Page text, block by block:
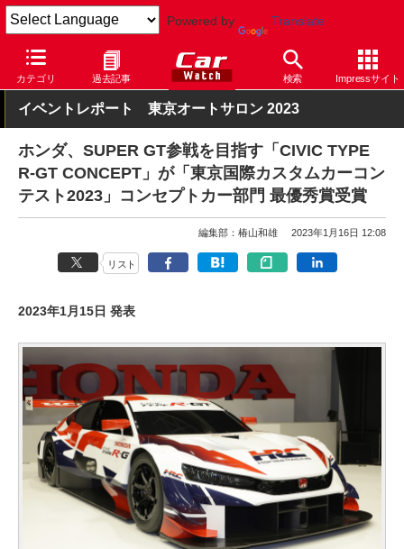
Powered by Translate
カテゴリ 過去記事 検索 Impressサイト
Car Watch イベント 東京オートサロン 2023
イベントレポート 東京オートサロン 2023
ホンダ、SUPER GT参戦を目指す「CIVIC TYPE
R-GT CONCEPT」が「東京国際カスタムカーコン
テスト2023」コンセプトカー部門 最優秀賞受賞
編集部：椿山和雄 2023年1月16日 12:08
リスト
2023年1月15日 発表